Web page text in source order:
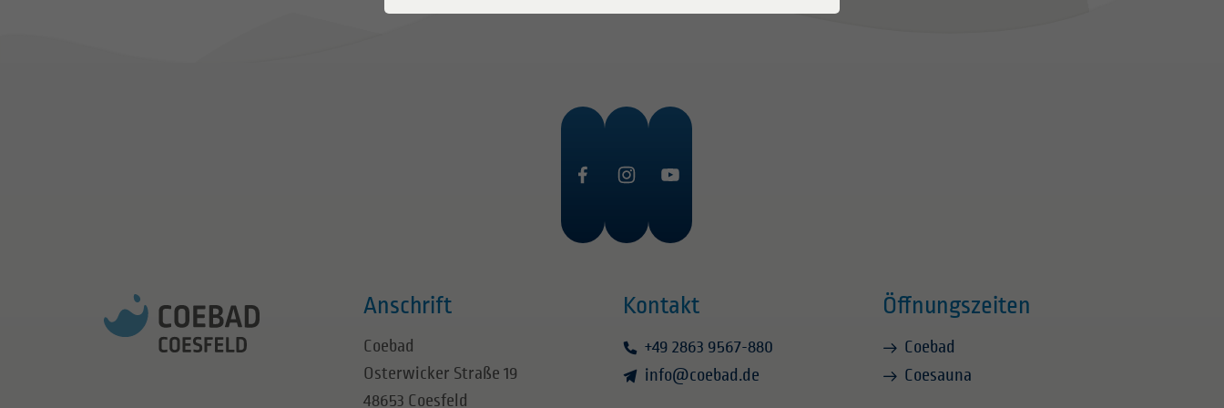
Anschrift
Coebad
Osterwicker Straße 19
48653 Coesfeld
Kontakt
+49 2863 9567-880
info@coebad.de
Öffnungszeiten
Coebad
Coesauna